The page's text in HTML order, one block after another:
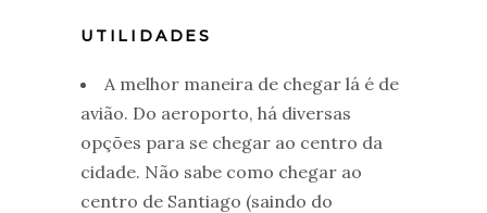
UTILIDADES
A melhor maneira de chegar lá é de
avião. Do aeroporto, há diversas
opções para se chegar ao centro da
cidade. Não sabe como chegar ao
centro de Santiago (saindo do